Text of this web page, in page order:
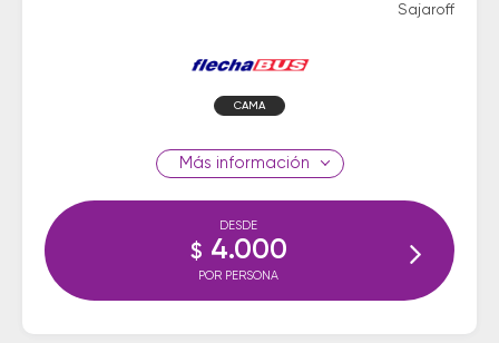
Sajaroff
CAMA
información
DESDE
$ 4.000
POR PERSONA